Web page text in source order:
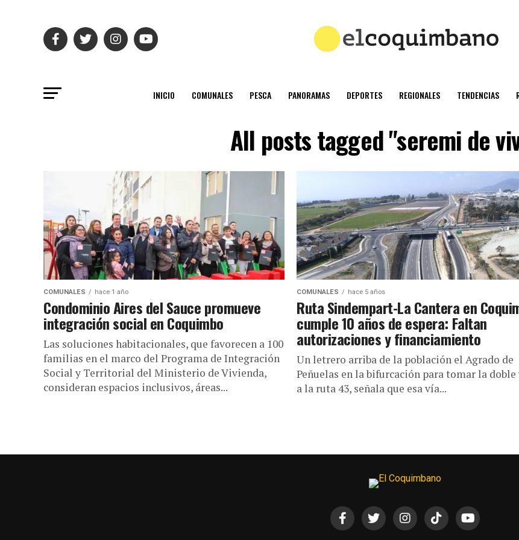
INICIO COMUNALES PESCA PANORAMAS DEPORTES REGIONALES TENDENCIAS
All posts tagged "seremi de
COMUNALES hace 1 año
Condominio Aires del Sauce promueve
integración social en Coquimbo
Las soluciones habitacionales, que favorecen a 100
familias en el marco del Programa de Integración
Social y Territorial del Ministerio de Vivienda,
consideran espacios inclusivos, áreas...
COMUNALES hace 5 años
Ruta Sindempart-La Cantera en
cumple 10 años de espera: Faltan
autorizaciones y financiamiento
Un letrero arriba de la población el Agrado de
Peñuelas en la bifurcación para tomar la doble
a la ruta 43, señala que esa vía...